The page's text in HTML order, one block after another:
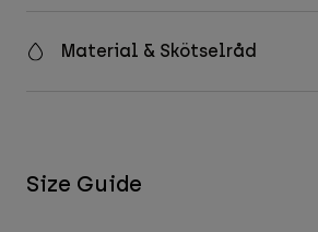
Material & Skötselråd
Size Guide